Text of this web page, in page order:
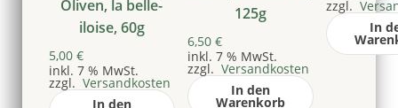
Oliven, la belle-
iloise, 60g
5,00 €
inkl. 7 % MwSt.
zzgl. Versandkosten
In den
125g
6,50 €
inkl. 7 % MwSt.
zzgl. Versandkosten
In den
Warenkorb
zzgl.
In